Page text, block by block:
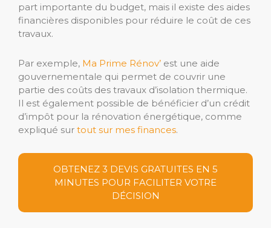
part importante du budget, mais il existe des aides
financières disponibles pour réduire le coût de ces
travaux.
Par exemple, Ma Prime Rénov’ est une aide
gouvernementale qui permet de couvrir une
partie des coûts des travaux d’isolation thermique.
Il est également possible de bénéficier d’un crédit
d’impôt pour la rénovation énergétique, comme
expliqué sur tout sur mes finances.
OBTENEZ 3 DEVIS GRATUITES EN 5
MINUTES POUR FACILITER VOTRE
DÉCISION